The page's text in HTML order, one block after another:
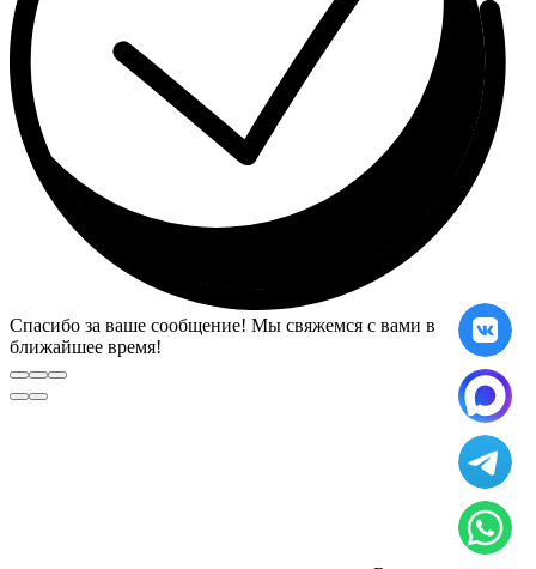
Спасибо за ваше сообщение! Мы свяжемся с вами в
ближайшее время!